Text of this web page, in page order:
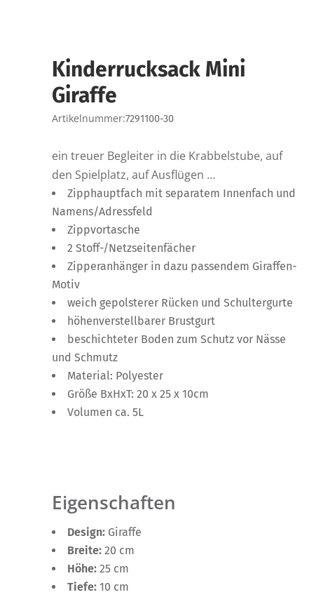
Kinderrucksack Mini
Giraffe
Artikelnummer:7291100-30
ein treuer Begleiter in die Krabbelstube, auf
den Spielplatz, auf Ausflügen …
Zipphauptfach mit separatem Innenfach und
Namens/Adressfeld
Zippvortasche
2 Stoff-/Netzseitenfächer
Zipperanhänger in dazu passendem Giraffen-
Motiv
weich gepolsterer Rücken und Schultergurte
höhenverstellbarer Brustgurt
beschichteter Boden zum Schutz vor Nässe
und Schmutz
Material: Polyester
Größe BxHxT: 20 x 25 x 10cm
Volumen ca. 5L
Eigenschaften
Design: Giraffe
Breite: 20 cm
Höhe: 25 cm
Tiefe: 10 cm